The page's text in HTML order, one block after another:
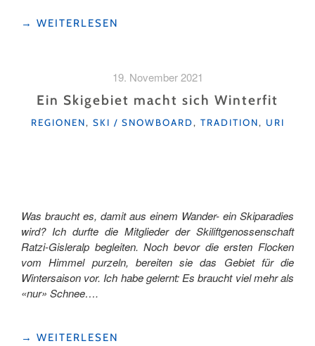
"MIT
SKIPISTEN
UNTERWEGS"
→ WEITERLESEN
19. November 2021
Ein Skigebiet macht sich Winterfit
KATEGORIEN
REGIONEN, SKI / SNOWBOARD, TRADITION, URI
Was braucht es, damit aus einem Wander- ein Skiparadies
wird? Ich durfte die Mitglieder der Skiliftgenossenschaft
Ratzi-Gisleralp begleiten. Noch bevor die ersten Flocken
vom Himmel purzeln, bereiten sie das Gebiet für die
Wintersaison vor. Ich habe gelernt: Es braucht viel mehr als
«nur» Schnee….
"EIN
→ WEITERLESEN